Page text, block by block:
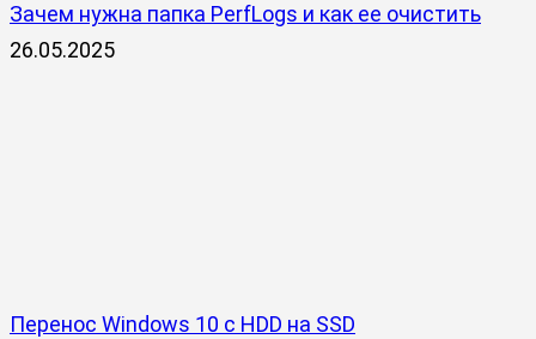
Зачем нужна папка PerfLogs и как ее очистить
26.05.2025
Перенос Windows 10 с HDD на SSD